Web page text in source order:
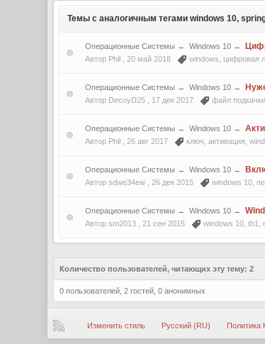
Темы с аналогичным тегами windows 10,
Операционные Системы → Windows 10 →
Автор Phil , 20 май 2018 windows цифровая
Операционные Системы → Windows 10 →
Автор DecoyD25 , 17 дек 2017 файл подкачки
Операционные Системы → Windows 10 →
Автор Phil , 26 авг 2017 ключ ,активация ,
Операционные Системы → Windows 10 →
Автор sdwe34ew , 26 дек 2015 windows 10
Операционные Системы → Windows 10 →
Автор sm2013 , 21 сен 2015 windows 10 ,th1
Количество пользователей, читающих эту тему: 2
0 пользователей, 2 гостей, 0 анонимных
Изменить стиль Русский (RU) Политика